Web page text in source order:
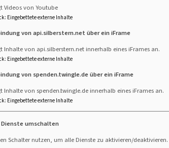
e.V.:
Videos von Youtube
: Eingebettete externe Inhalte
von api.silberstern.net über ein iFrame
Inhalte von api.silberstern.net innerhalb eines iFrames an.
: Eingebettete externe Inhalte
von spenden.twingle.de über ein iFrame
Inhalte von spenden.twingle.de innerhalb eines iFrames an.
: Eingebettete externe Inhalte
umschalten
Schalter nutzen, um alle Dienste zu aktivieren/deaktivieren.